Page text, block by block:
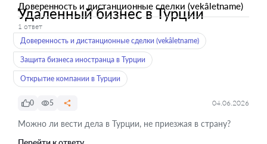
Доверенность и дистанционные сделки (vekâletname)
Удаленный бизнес в Турции
1 ответ
Доверенность и дистанционные сделки (vekâletname)
Защита бизнеса иностранца в Турции
Открытие компании в Турции
0 5 04.06.2026
Можно ли вести дела в Турции, не приезжая в страну?